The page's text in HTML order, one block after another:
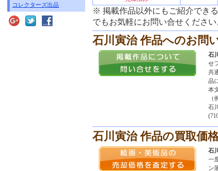
※ 掲載作品以外にもご紹介でき
でもお気軽にお問い合せくださ
石川寅治 作品へのお問
石
せ
共
品
本
（
石
石川寅治 作品の買取価
石
一
ン
コレクターズ出品